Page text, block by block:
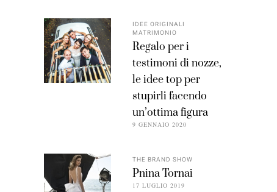
IDEE ORIGINALI
MATRIMONIO
Regalo per i
testimoni di nozze,
le idee top per
stupirli facendo
un’ottima figura
9 GENNAIO 2020
THE BRAND SHOW
Pnina Tornai
17 LUGLIO 2019